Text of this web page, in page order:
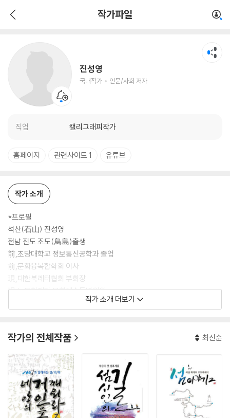
작가파일
진성영
국내작가 인문/사회 저자
직업 캘리그래피작가
인문/사회 저자
홈페이지 관련사이트 1 유튜브
작가 소개
*프로필
석산(石山) 진성영
전남 진도 조도(鳥島)출생
前,초당대학교 정보통신공학과 졸업
前,문화융복합학회 이사
現,대한북레터협회 부회장
現,노무현재단 문화예술특별위원
現,프리랜서 캘리그래피 작가
*소속사
스타엔즈엔터테인먼트 http://www.star10003.com
*대표작
-SBS수목드라마 나쁜남자 타이틀서체(2010.5)
작가 소개 더보기
작가의 전체작품 최신순